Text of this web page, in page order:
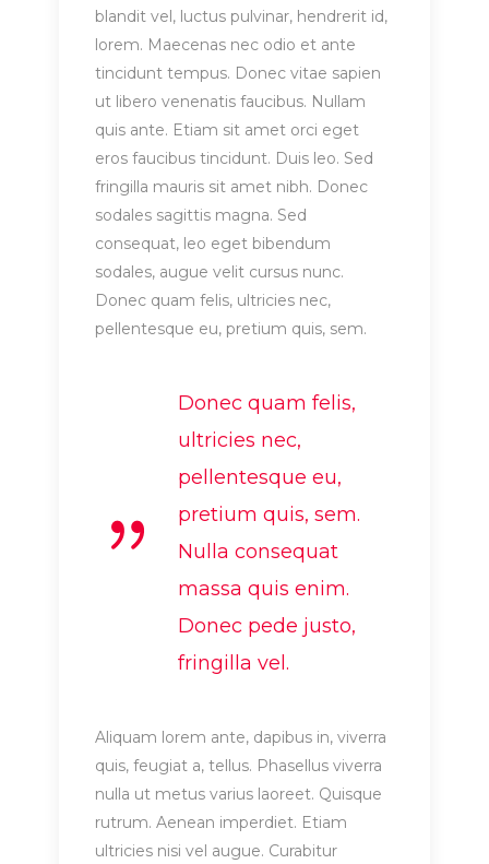
blandit vel, luctus pulvinar, hendrerit id,
lorem. Maecenas nec odio et ante
tincidunt tempus. Donec vitae sapien
ut libero venenatis faucibus. Nullam
quis ante. Etiam sit amet orci eget
eros faucibus tincidunt. Duis leo. Sed
fringilla mauris sit amet nibh. Donec
sodales sagittis magna. Sed
consequat, leo eget bibendum
sodales, augue velit cursus nunc.
Donec quam felis, ultricies nec,
pellentesque eu, pretium quis, sem.
Donec quam felis,
ultricies nec,
pellentesque eu,
pretium quis, sem.
Nulla consequat
massa quis enim.
Donec pede justo,
fringilla vel.
Aliquam lorem ante, dapibus in, viverra
quis, feugiat a, tellus. Phasellus viverra
nulla ut metus varius laoreet. Quisque
rutrum. Aenean imperdiet. Etiam
ultricies nisi vel augue. Curabitur